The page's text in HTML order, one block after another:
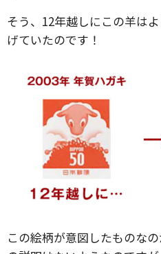
そう、12年越しにこの羊は
げていたのです！
この絵柄が意図したものな